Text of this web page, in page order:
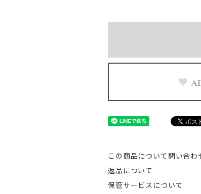
この商品について問い合わ
返品について
保管サービスについて